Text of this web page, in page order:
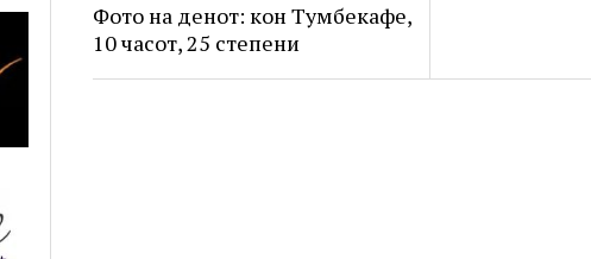
Фото на денот: кон Тумбекафе,
10 часот, 25 степени